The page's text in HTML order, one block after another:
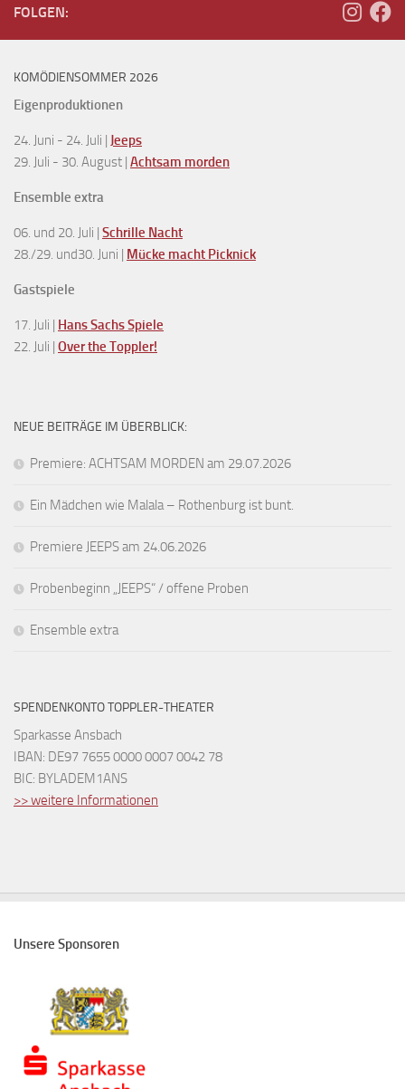
FOLGEN:
KOMÖDIENSOMMER 2026
Eigenproduktionen
24. Juni - 24. Juli | Jeeps
29. Juli - 30. August | Achtsam morden
Ensemble extra
06. und 20. Juli | Schrille Nacht
28./29. und30. Juni | Mücke macht Picknick
Gastspiele
17. Juli | Hans Sachs Spiele
22. Juli | Over the Toppler!
NEUE BEITRÄGE IM ÜBERBLICK:
Premiere: ACHTSAM MORDEN am 29.07.2026
Ein Mädchen wie Malala – Rothenburg ist bunt.
Premiere JEEPS am 24.06.2026
Probenbeginn „JEEPS“ / offene Proben
Ensemble extra
SPENDENKONTO TOPPLER-THEATER
Sparkasse Ansbach
IBAN: DE97 7655 0000 0007 0042 78
BIC: BYLADEM1ANS
>> weitere Informationen
Unsere Sponsoren